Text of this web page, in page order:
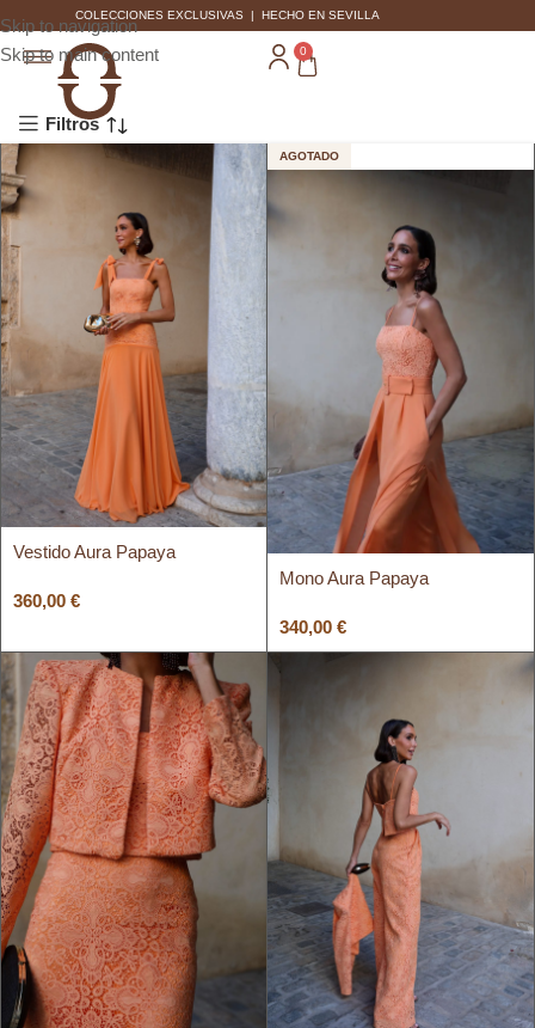
Skip to navigation
Skip to main content
COLECCIONES EXCLUSIVAS | HECHO EN SEVILLA
0
Filtros
Vestido Aura Papaya
360,00 €
AGOTADO
Mono Aura Papaya
340,00€